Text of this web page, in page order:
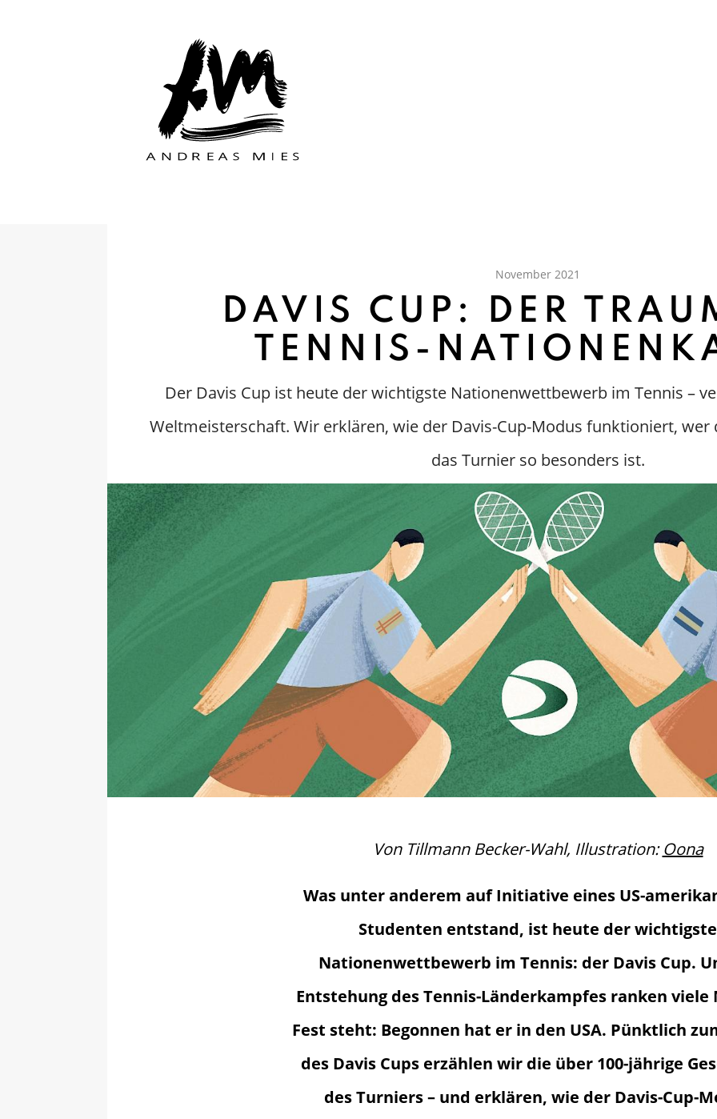
Zum Hauptinhalt der Seite
November 2021
DAVIS CUP: DER
TENNIS-
Der Davis Cup ist heute der wichtigste Nationenwettbewerb im Tennis –
Weltmeisterschaft. Wir erklären, wie der Davis-Cup-Modus funktioniert, wer
das Turnier so besonders ist.
Von Tillmann Becker-Wahl, Illustration:Oona
Was unter anderem auf Initiative eines US-
Studenten entstand, ist heute der wichtigste
Nationenwettbewerb im Tennis: der Davis Cup.
Entstehung des Tennis-Länderkampfes ranken viele
Fest steht: Begonnen hat er in den USA. Pünktlich
des Davis Cups erzählen wir die über 100-jährige
des Turniers – und erklären, wie der Davis-Cup-